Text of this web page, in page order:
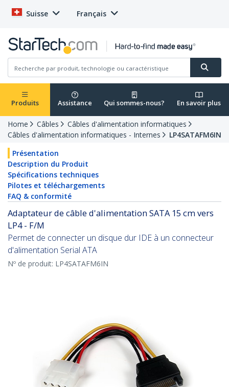
Suisse Français
Produits Assistance Qui sommes-nous? En savoir plus
Home Câbles
Câbles d'alimentation informatiques
Câbles d'alimentation informatiques - Internes
LP4SATAFM6IN
Présentation
Description du Produit
Spécifications techniques
Pilotes et téléchargements
FAQ & conformité
Adaptateur de câble d'alimentation SATA 15 cm vers
LP4 - F/M
Permet de connecter un disque dur IDE à un connecteur
d'alimentation Serial ATA
Nº de produit: LP4SATAFM6IN